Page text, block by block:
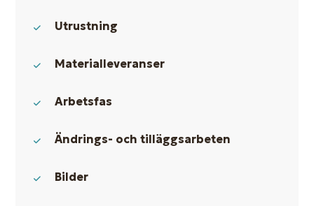
Utrustning
Materialleveranser
Arbetsfas
Ändrings- och tilläggsarbeten
Bilder